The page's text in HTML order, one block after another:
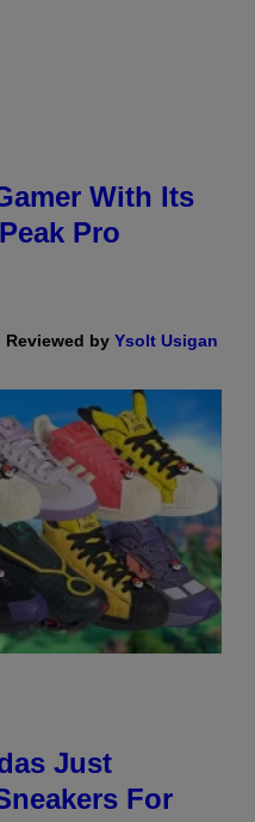
With Its
Pro
Reviewed by Ysolt Usigan
Just
For